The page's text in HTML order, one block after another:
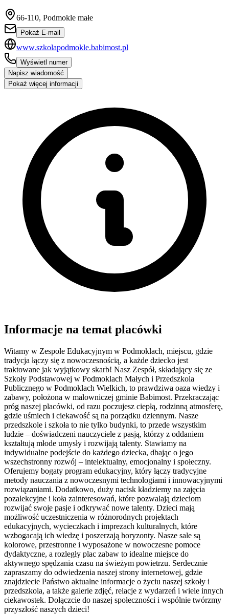
66-110, Podmokle małe
Pokaż E-mail
www.szkolapodmokle.babimost.pl
Wyświetl numer
Napisz wiadomość
Pokaż więcej informacji
Informacje na temat placówki
Witamy w Zespole Edukacyjnym w Podmoklach, miejscu, gdzie
tradycja łączy się z nowoczesnością, a każde dziecko jest
traktowane jak wyjątkowy skarb! Nasz Zespół, składający się ze
Szkoły Podstawowej w Podmoklach Małych i Przedszkola
Publicznego w Podmoklach Wielkich, to prawdziwa oaza wiedzy i
zabawy, położona w malowniczej gminie Babimost. Przekraczając
próg naszej placówki, od razu poczujesz ciepłą, rodzinną atmosferę,
gdzie uśmiech i ciekawość są na porządku dziennym. Nasze
przedszkole i szkoła to nie tylko budynki, to przede wszystkim
ludzie – doświadczeni nauczyciele z pasją, którzy z oddaniem
kształtują młode umysły i rozwijają talenty. Stawiamy na
indywidualne podejście do każdego dziecka, dbając o jego
wszechstronny rozwój – intelektualny, emocjonalny i społeczny.
Oferujemy bogaty program edukacyjny, który łączy tradycyjne
metody nauczania z nowoczesnymi technologiami i innowacyjnymi
rozwiązaniami. Dodatkowo, duży nacisk kładziemy na zajęcia
pozalekcyjne i koła zainteresowań, które pozwalają dzieciom
rozwijać swoje pasje i odkrywać nowe talenty. Dzieci mają
możliwość uczestniczenia w różnorodnych projektach
edukacyjnych, wycieczkach i imprezach kulturalnych, które
wzbogacają ich wiedzę i poszerzają horyzonty. Nasze sale są
kolorowe, przestronne i wyposażone w nowoczesne pomoce
dydaktyczne, a rozległy plac zabaw to idealne miejsce do
aktywnego spędzania czasu na świeżym powietrzu. Serdecznie
zapraszamy do odwiedzenia naszej strony internetowej, gdzie
znajdziecie Państwo aktualne informacje o życiu naszej szkoły i
przedszkola, a także galerie zdjęć, relacje z wydarzeń i wiele innych
ciekawostek. Dołączcie do naszej społeczności i wspólnie twórzmy
przyszłość naszych dzieci!